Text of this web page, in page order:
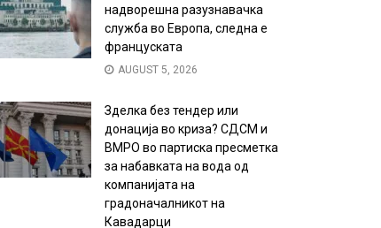
надворешна разузнавачка
служба во Европа, следна е
француската
AUGUST 5, 2026
Зделка без тендер или
донација во криза? СДСМ и
ВМРО во партиска пресметка
за набавката на вода од
компанијата на
градоначалникот на
Кавадарци